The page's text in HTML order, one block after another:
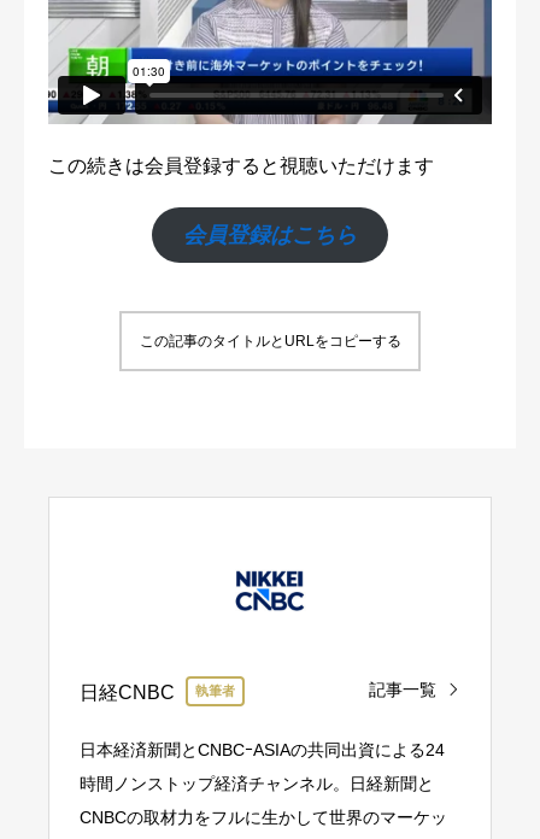
この続きは会員登録すると視聴いただけます
会員登録はこちら
この記事のタイトルとURLをコピーする
日経CNBC 執筆者 記事一覧
日本経済新聞とCNBCｰASIAの共同出資による24
時間ノンストップ経済チャンネル。日経新聞と
CNBCの取材力をフルに生かして世界のマーケッ